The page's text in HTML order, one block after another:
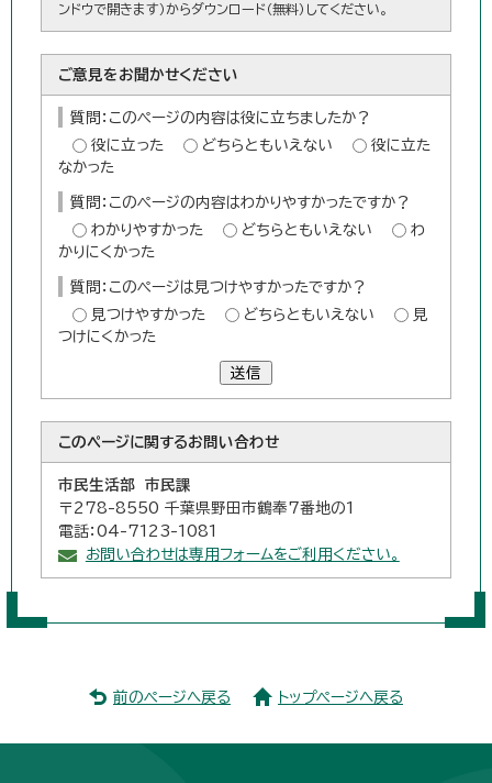
ンドウで開きます）からダウンロード（無料）してください。
ご意見をお聞かせください
質問：このページの内容は役に立ちましたか？
役に立った
どちらともいえない
役に立た
なかった
質問：このページの内容はわかりやすかったですか？
わかりやすかった
どちらともいえない
わ
かりにくかった
質問：このページは見つけやすかったですか？
見つけやすかった
どちらともいえない
見
つけにくかった
送信
このページに関するお問い合わせ
市民生活部 市民課
〒278-8550 千葉県野田市鶴奉7番地の1
電話：04-7123-1081
お問い合わせは専用フォームをご利用ください。
前のページへ戻る トップページへ戻る